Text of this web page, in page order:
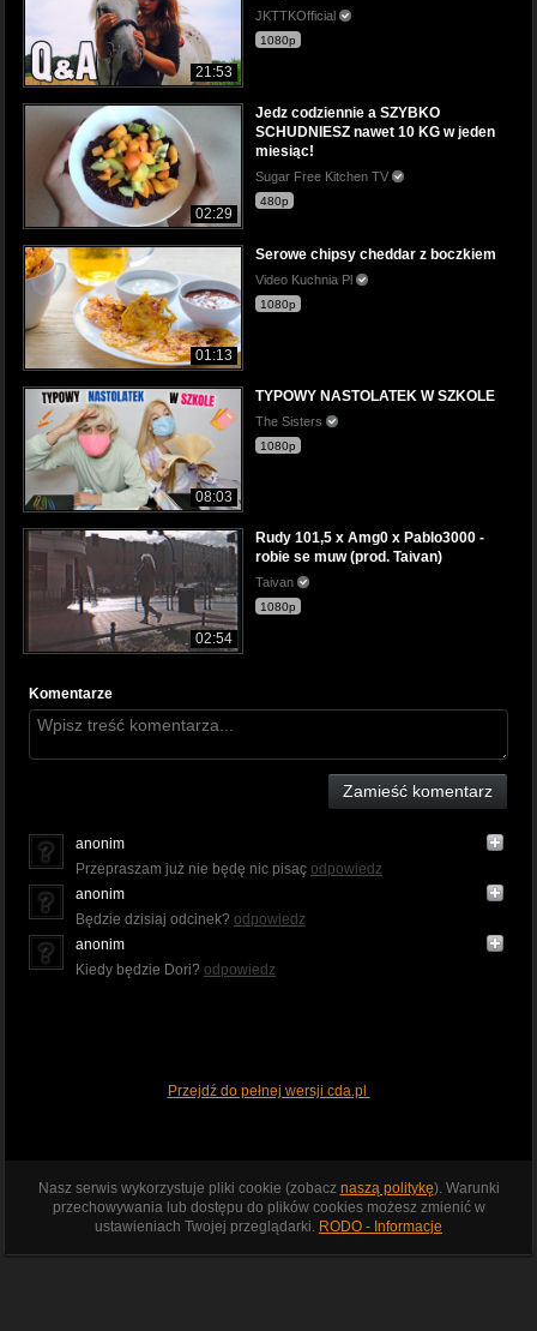
21:53
JKTTKOfficial
1080p
02:29
Jedz codziennie a SZYBKO
SCHUDNIESZ nawet 10 KG w jeden
miesiąc!
Sugar Free Kitchen TV
480p
01:13
Serowe chipsy cheddar z boczkiem
Video Kuchnia Pl
1080p
08:03
TYPOWY NASTOLATEK W SZKOLE
The Sisters
1080p
02:54
Rudy 101,5 x Amg0 x Pablo3000 -
robie se muw (prod. Taivan)
Taivan
1080p
Komentarze
Zamieść komentarz
anonim
Przepraszam już nie będę nic pisaç odpowiedz
anonim
Będzie dzisiaj odcinek? odpowiedz
anonim
Kiedy będzie Dori? odpowiedz
Przejdź do pełnej wersji cda.pl
Nasz serwis wykorzystuje pliki cookie (zobacz naszą politykę). Warunki
przechowywania lub dostępu do plików cookies możesz zmienić w
ustawieniach Twojej przeglądarki. RODO - Informacje